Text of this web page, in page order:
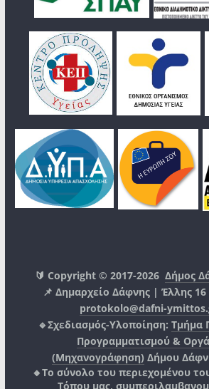
🔰 Copyright © 2017-2026Δήμος
📌 Δημαρχείο Δάφνης | Έλλης
protokolo@dafni-
🔹Σχεδιασμός-Υλοποίηση: Τμήμα
Προγραμματισμού &
(Μηχανογράφηση) Δήμου
🔸Το σύνολο του περιεχομένου
Τόπου μας,